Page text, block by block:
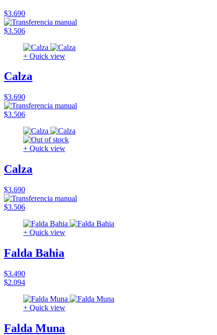
$3.690
$3.506
+ Quick view
Calza
$3.690
$3.506
+ Quick view
Calza
$3.690
$3.506
+ Quick view
Falda Bahia
$3.490
$2.094
+ Quick view
Falda Muna